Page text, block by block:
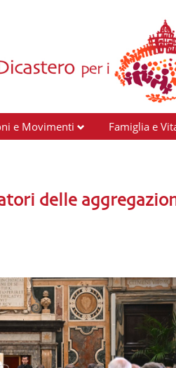
e Movimenti Famiglia e
delle